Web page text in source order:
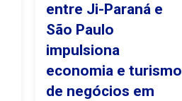
entre Ji-Paraná e
São Paulo
impulsiona
economia e turismo
de negócios em